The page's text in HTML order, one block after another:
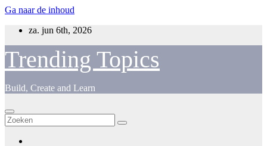
Ga naar de inhoud
za. jun 6th, 2026
Trending Topics
Build, Create and Learn